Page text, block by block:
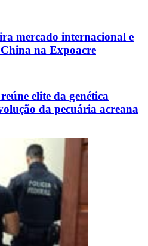
mercado internacional e
na Expoacre
elite da genética
da pecuária acreana